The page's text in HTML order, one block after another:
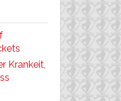
Krankeit,